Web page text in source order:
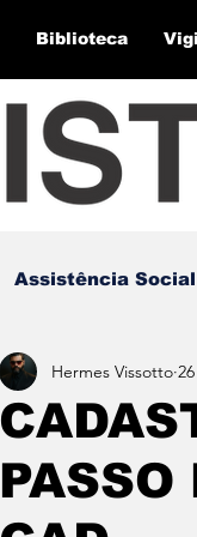
Biblioteca
Assistência Social
PASSO
Hermes Vissotto